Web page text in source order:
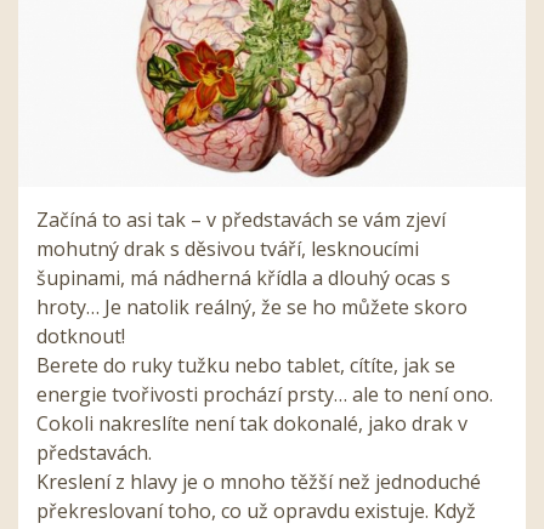
Začíná to asi tak – v představách se vám zjeví
mohutný drak s děsivou tváří, lesknoucími
šupinami, má nádherná křídla a dlouhý ocas s
hroty… Je natolik reálný, že se ho můžete skoro
dotknout!
Berete do ruky tužku nebo tablet, cítíte, jak se
energie tvořivosti prochází prsty… ale to není ono.
Cokoli nakreslíte není tak dokonalé, jako drak v
představách.
Kreslení z hlavy je o mnoho těžší než jednoduché
překreslovaní toho, co už opravdu existuje. Když